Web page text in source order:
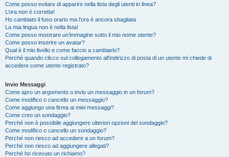
Come posso evitare di apparire nella lista degli utenti in linea?
L’ora non è corretta!
Ho cambiato il fuso orario ma l’ora è ancora sbagliata
La mia lingua non è nella lista!
Come posso mostrare un’immagine sotto il mio nome utente?
Come posso inserire un avatar?
Qual è il mio livello e come faccio a cambiarlo?
Perché quando clicco sul collegamento all’indirizzo di posta di un utente mi chiede di
accedere come utente registrato?
Invio Messaggi
Come apro un argomento o invio un messaggio in un forum?
Come modifico o cancello un messaggio?
Come aggiungo una firma ai miei messaggi?
Come creo un sondaggio?
Perché non è possibile aggiungere ulteriori opzioni del sondaggio?
Come modifico o cancello un sondaggio?
Perché non riesco ad accedere a un forum?
Perché non riesco ad aggiungere allegati?
Perché ho ricevuto un richiamo?